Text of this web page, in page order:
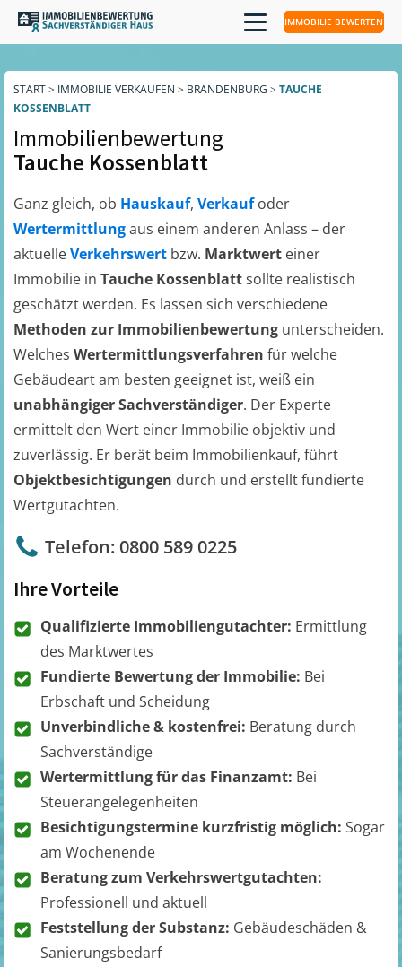
IMMOBILIE BEWERTEN
START> IMMOBILIE VERKAUFEN > BRANDENBURG > TAUCHE
KOSSENBLATT
Immobilienbewertung
Tauche Kossenblatt
Ganz gleich, ob Hauskauf, Verkaufoder
Wertermittlungaus einem anderen Anlass – der
aktuelleVerkehrswert bzw. Marktwert einer
Immobilie in Tauche Kossenblattsollte realistisch
geschätzt werden. Es lassen sich verschiedene
Methoden zur Immobilienbewertung unterscheiden.
Welches Wertermittlungsverfahren für welche
Gebäudeart am besten geeignet ist, weiß ein
unabhängiger Sachverständiger. Der Experte
ermittelt den Wert einer Immobilie objektiv und
zuverlässig. Er berät beim Immobilienkauf, führt
Objektbesichtigungen durch und erstellt fundierte
Wertgutachten.
Telefon: 0800 589 0225
Ihre Vorteile
Qualifizierte Immobiliengutachter: Ermittlung
des Marktwertes
Fundierte Bewertung der Immobilie: Bei
Erbschaft und Scheidung
Unverbindliche & kostenfrei: Beratung durch
Sachverständige
Wertermittlung für das Finanzamt: Bei
Steuerangelegenheiten
Besichtigungstermine kurzfristig möglich: Sogar
am Wochenende
Beratung zum Verkehrswertgutachten:
Professionell und aktuell
Feststellung der Substanz: Gebäudeschäden &
Sanierungsbedarf